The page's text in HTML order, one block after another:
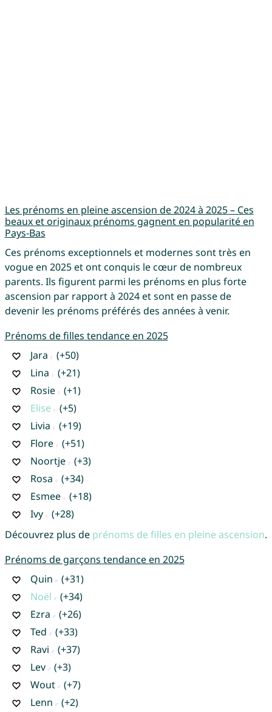
Les prénoms en pleine ascension de 2024 à 2025 – Ces
beaux et originaux prénoms gagnent en popularité en
Pays-Bas
Ces prénoms exceptionnels et modernes sont très en
vogue en 2025 et ont conquis le cœur de nombreux
parents. Ils figurent parmi les prénoms en plus forte
ascension par rapport à 2024 et sont en passe de
devenir les prénoms préférés des années à venir.
Prénoms de filles tendance en 2025
Jara
(+50)
Lina
(+21)
Rosie
(+1)
Elise
(+5)
Livia
(+19)
Flore
(+51)
Noortje
(+3)
Rosa
(+34)
Esmee
(+18)
Ivy
(+28)
Découvrez plus de prénoms de filles en pleine ascension.
Prénoms de garçons tendance en 2025
Quin
(+31)
Noël
(+34)
Ezra
(+26)
Ted
(+33)
Ravi
(+37)
Lev
(+3)
Wout
(+7)
Lenn
(+2)